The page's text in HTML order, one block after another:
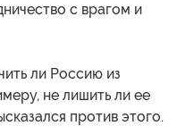
с врагом и
ли Россию из
не лишить ли ее
против этого.